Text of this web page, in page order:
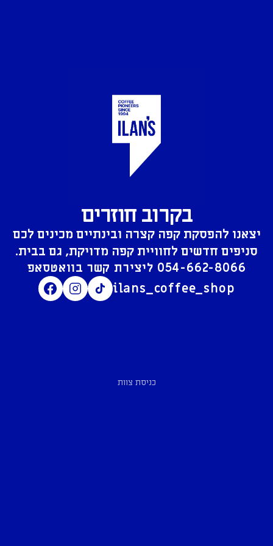
בקרוב חוזרים
יצאנו להפסקת קפה קצרה ובינתיים מכינים לכם
סניפים חדשים לחוויית קפה מדויקת, גם בבית.
054-662-8066
ilans_coffee_shop
כניסת צוות